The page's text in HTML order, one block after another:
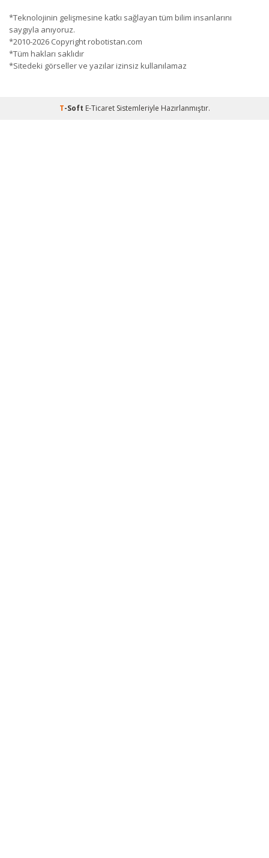
*Teknolojinin gelişmesine katkı sağlayan tüm bilim insanlarını
saygıyla anıyoruz.
*2010-2026 Copyright robotistan.com
*Tüm hakları saklıdır
*Sitedeki görseller ve yazılar izinsiz kullanılamaz
T-Soft E-TicaretSistemleriyle Hazırlanmıştır.